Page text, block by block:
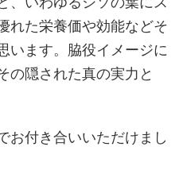
れた栄養価や効能などそ
います。脇役イメージに
の隠された真の実力と
お付き合いいただけまし